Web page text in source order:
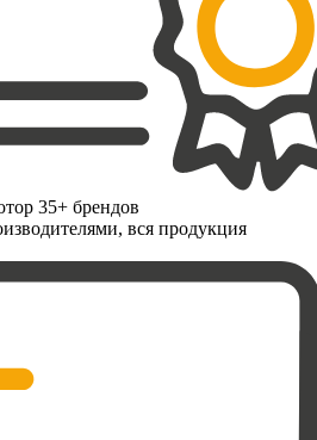
35+ брендов
вся продукция